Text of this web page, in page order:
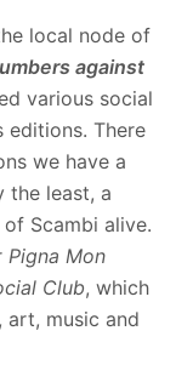
local node of
against
various social
editions. There
we have a
the least, a
Scambi alive.
Pigna Mon
Club, which
music and